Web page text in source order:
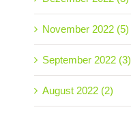
November 2022 (5)
September 2022 (3)
August 2022 (2)